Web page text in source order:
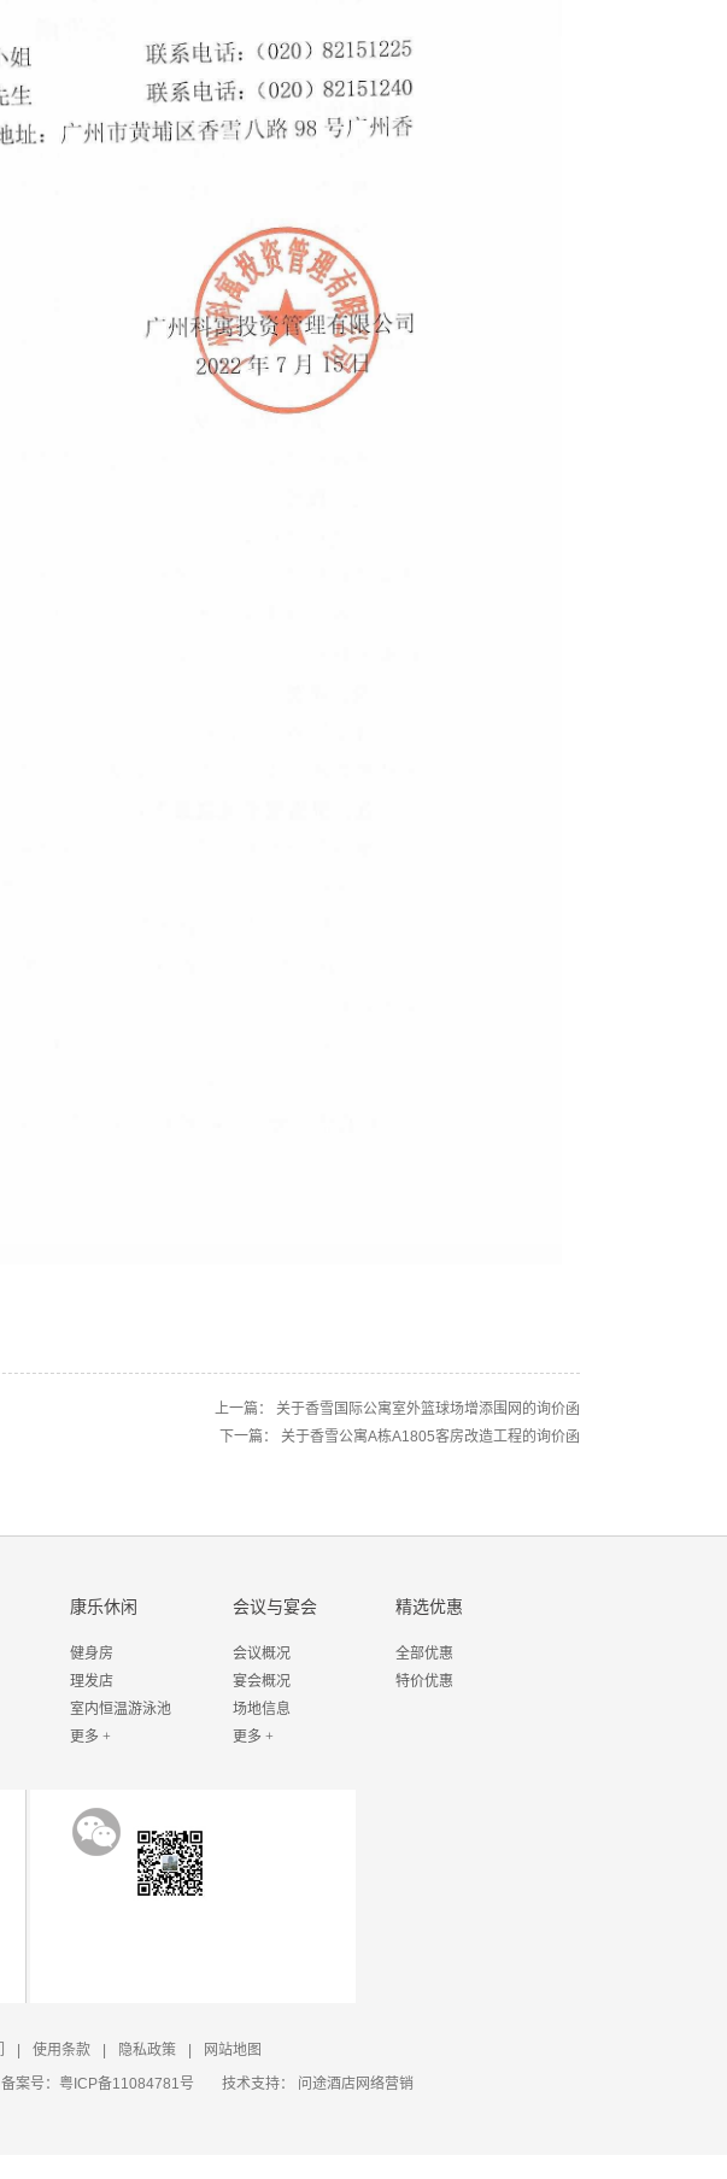
上一篇： 关于香雪国际公寓室外篮球场增添围网的询价函
下一篇： 关于香雪公寓A栋A1805客房改造工程的询价函
康乐休闲
健身房
理发店
室内恒温游泳池
更多 +
会议与宴会
会议概况
宴会概况
场地信息
更多 +
精选优惠
全部优惠
特价优惠
使用条款 隐私政策
网站地图
备案号： 粤ICP备11084781号 技术支持： 问途酒店网络营销